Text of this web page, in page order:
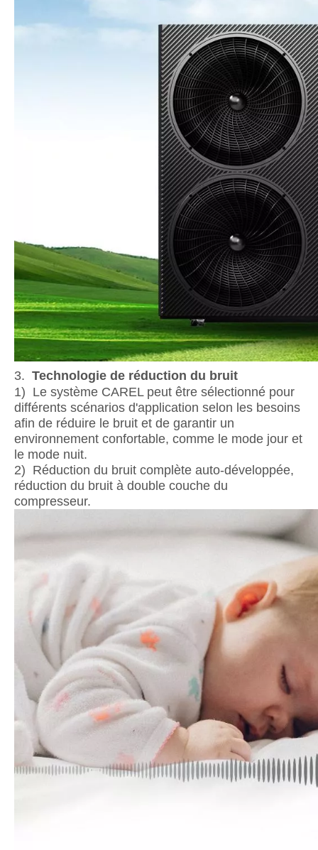
3. Technologie de réduction du bruit
1) Le système CAREL peut être sélectionné pour
différents scénarios d'application selon les besoins
afin de réduire le bruit et de garantir un
environnement confortable, comme le mode jour et
le mode nuit.
2) Réduction du bruit complète auto-développée,
réduction du bruit à double couche du
compresseur.